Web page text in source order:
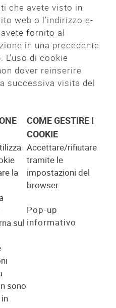
che avete visto in
web o l’indirizzo e-
fornito al
in una precedente
di cookie
dover reinserire
successiva visita del
COME GESTIRE I
COOKIE
la
sul
sono
Accettare/rifiutare
tramite le
impostazioni del
browser
Pop-up
informativo